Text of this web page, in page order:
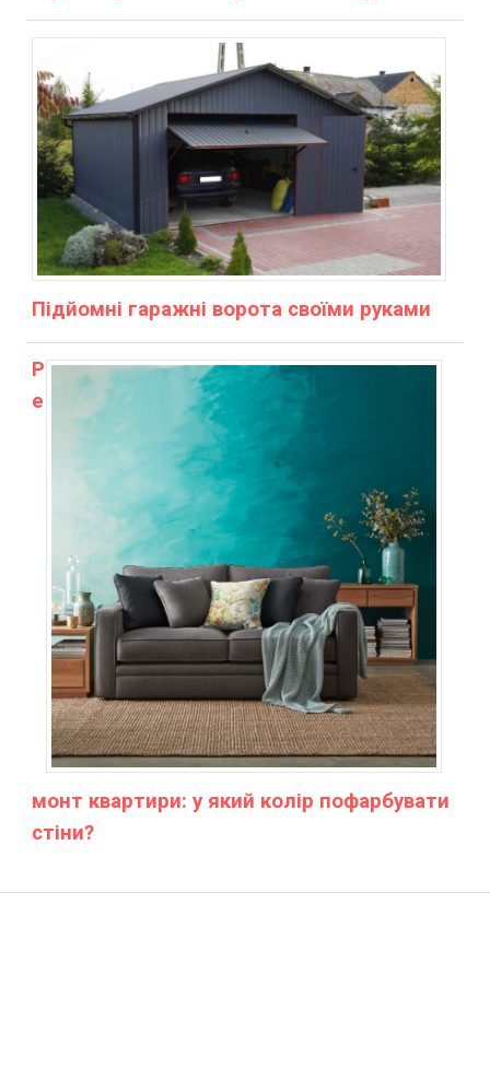
Підйомні гаражні ворота своїми руками
Р
е
монт квартири: у який колір пофарбувати
стіни?